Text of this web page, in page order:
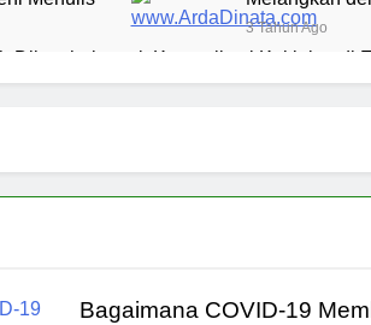
3 Tahun Ago
Diketahui untuk Komunikasi Kekinian di
Lanskap Pembelajaran
Era Digital dengan Kata-kata
Bagaimana COVID-19